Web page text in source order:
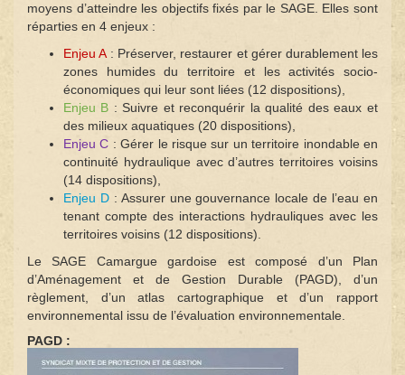
moyens d’atteindre les objectifs fixés par le SAGE. Elles sont
réparties en 4 enjeux :
Enjeu A : Préserver, restaurer et gérer durablement les
zones humides du territoire et les activités socio-
économiques qui leur sont liées (12 dispositions),
Enjeu B : Suivre et reconquérir la qualité des eaux et
des milieux aquatiques (20 dispositions),
Enjeu C : Gérer le risque sur un territoire inondable en
continuité hydraulique avec d’autres territoires voisins
(14 dispositions),
Enjeu D: Assurer une gouvernance locale de l’eau en
tenant compte des interactions hydrauliques avec les
territoires voisins (12 dispositions).
Le SAGE Camargue gardoise est composé d’un Plan
d’Aménagement et de Gestion Durable (PAGD), d’un
règlement, d’un atlas cartographique et d’un rapport
environnemental issu de l’évaluation environnementale.
PAGD :